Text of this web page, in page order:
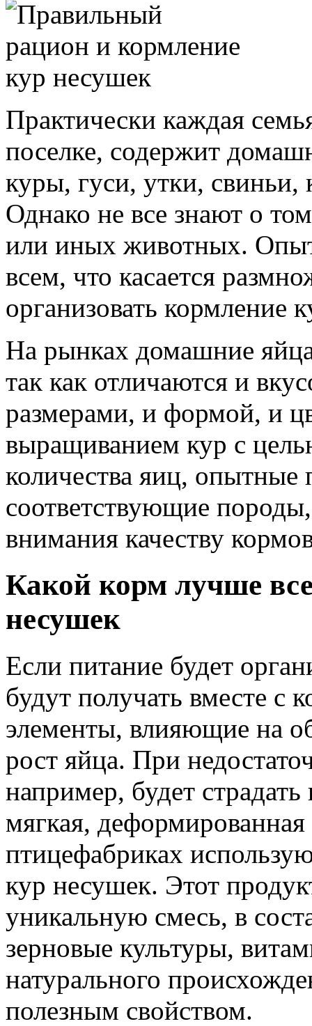
Практически каждая
поселке, содержит
куры, гуси, утки, свиньи,
Однако не все знают о
или иных животных.
всем, что касается
организовать кормление
На рынках домашние
так как отличаются и
размерами, и формой, и
выращиванием кур с
количества яиц,
соответствующие
внимания качеству
Какой корм лучше
несушек
Если питание будет
будут получать вместе с
элементы, влияющие на
рост яйца. При
например, будет
мягкая,
птицефабриках
кур несушек. Этот
уникальную смесь, в
зерновые культуры,
натурального
полезным свойством.